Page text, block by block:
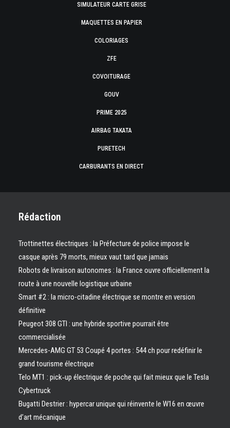
SIMULATEUR CARTE GRISE
MAQUETTES EN PAPIER
COLORIAGES
ZFE
COVOITURAGE
GOUV
PRIME 2025
AIRBAG TAKATA
PURETECH
CARBURANTS EN DIRECT
Rédaction
Trottinettes électriques : la Préfecture de police impose le
casque après 79 morts, mieux vaut tard que jamais
Robots de livraison autonomes : la France ouvre officiellement la
route à une nouvelle logistique urbaine
Smart #2 : la micro-citadine électrique se montre en version
définitive
Peugeot 308 GTI : une hybride sportive pourrait être
commercialisée
Mercedes-AMG GT 53 Coupé 4 portes : 544 ch pour redéfinir le
grand tourisme électrique
Telo MT1 : pick‑up électrique de poche qui fait mieux que le Tesla
Cybertruck
Bugatti Destrier : hypercar unique qui réinvente le W16 en œuvre
d’art mécanique